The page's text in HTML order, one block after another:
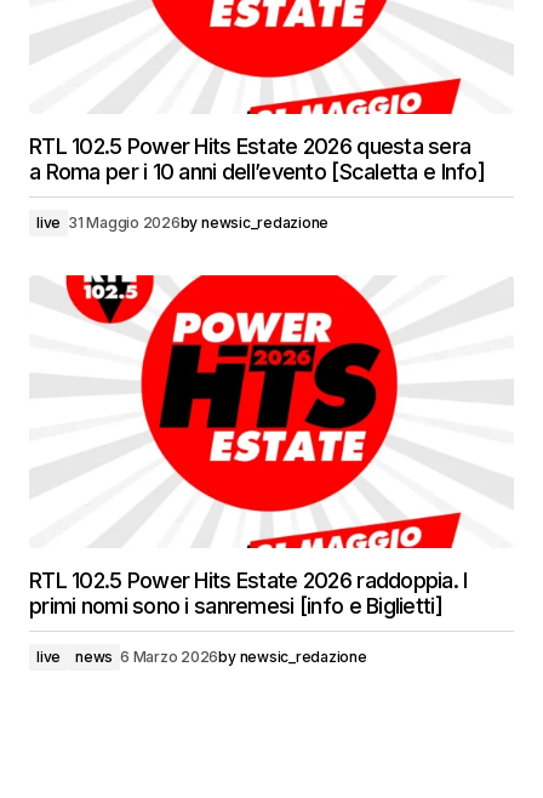
RTL 102.5 Power Hits Estate 2026 questa sera
a Roma per i 10 anni dell’evento [Scaletta e Info]
live 31 Maggio 2026by newsic_redazione
RTL 102.5 Power Hits Estate 2026 raddoppia. I
primi nomi sono i sanremesi [info e Biglietti]
live news 6 Marzo 2026by newsic_redazione